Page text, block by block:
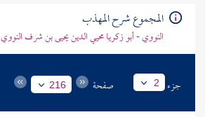
المجموع شرح المهذب
النووي - أبو زكريا محيي الدين يحيى بن شرف النووي
جزء 2 صفحة 216